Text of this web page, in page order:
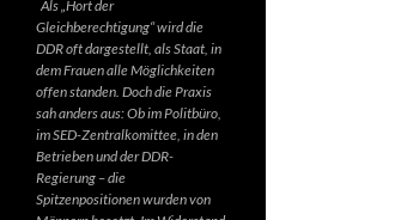
Als „Hort der
Gleichberechtigung“ wird die
DDR oft dargestellt, als Staat, in
dem Frauen alle Möglichkeiten
offen standen. Doch die Praxis
sah anders aus: Ob im Politbüro,
im SED-Zentralkomittee, in den
Betrieben und der DDR-
Regierung – die
Spitzenpositionen wurden von